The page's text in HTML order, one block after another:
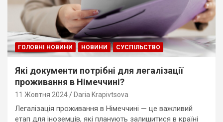
ГОЛОВНІ НОВИНИ НОВИНИ СУСПІЛЬСТВО
Які документи потрібні для легалізації
проживання в Німеччині?
11 Жовтня 2024 Daria Krapivtsova
Легалізація проживання в Німеччині — це важливий
етап для іноземців, які планують залишитися в країні